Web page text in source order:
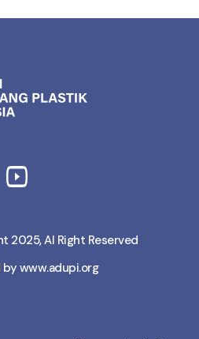
2025, Al Right Reserved
www.adupi.org